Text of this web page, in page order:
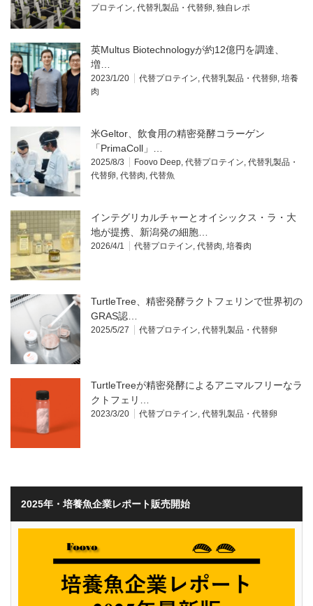
プロテイン, 代替乳製品・代替卵, 独自レポ
英Multus Biotechnologyが約12億円を調達、
増…
2023/1/20 代替プロテイン, 代替乳製品・代替卵, 培養
肉
米Geltor、飲食用の精密発酵コラーゲン
「PrimaColl」…
2025/8/3 Foovo Deep, 代替プロテイン, 代替乳製品・
代替卵, 代替肉, 代替魚
インテグリカルチャーとオイシックス・ラ・大
地が提携、新潟発の細胞…
2026/4/1 代替プロテイン, 代替肉, 培養肉
TurtleTree、精密発酵ラクトフェリンで世界初の
GRAS認…
2025/5/27 代替プロテイン, 代替乳製品・代替卵
TurtleTreeが精密発酵によるアニマルフリーなラ
クトフェリ…
2023/3/20 代替プロテイン, 代替乳製品・代替卵
2025年・培養魚企業レポート販売開始